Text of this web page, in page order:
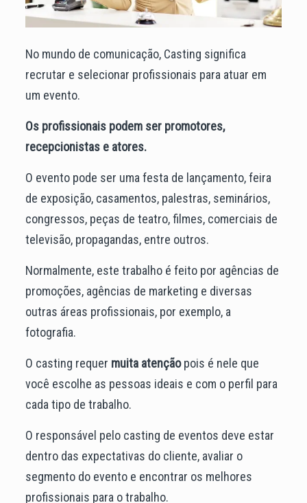
No mundo de comunicação, Casting significa
recrutar e selecionar profissionais para atuar em
um evento.
Os profissionais podem ser promotores,
recepcionistas e atores.
O evento pode ser uma festa de lançamento, feira
de exposição, casamentos, palestras, seminários,
congressos, peças de teatro, filmes, comerciais de
televisão, propagandas, entre outros.
Normalmente, este trabalho é feito por agências de
promoções, agências de marketing e diversas
outras áreas profissionais, por exemplo, a
fotografia.
O casting requer muita atençãopois é nele que
você escolhe as pessoas ideais e com o perfil para
cada tipo de trabalho.
O responsável pelo casting de eventos deve estar
dentro das expectativas do cliente, avaliar o
segmento do evento e encontrar os melhores
profissionais para o trabalho.